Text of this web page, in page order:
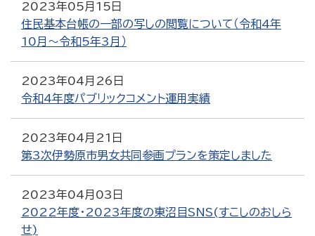
2023年05月15日
住民基本台帳の一部の写しの閲覧について（令和4年
10月～令和5年3月）
2023年04月26日
令和4年度パブリックコメント運用実績
2023年04月21日
第3次伊勢原市男女共同参画プランを策定しました
2023年04月03日
2022年度・2023年度の東沼目SNS(すこしのおしら
せ)